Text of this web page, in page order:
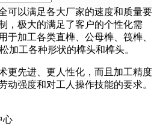
可以满足各大厂家的速度和质量要
，极大的满足了客户的个性化需
于加工各类直榫、公母榫、筏榫、
加工各种形状的榫头和榫头。
更先进、更人性化，而且加工精度
动强度和对工人操作技能的要求。
心